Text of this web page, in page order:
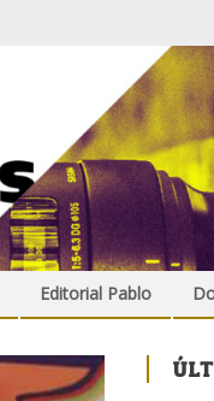
Editorial Pablo